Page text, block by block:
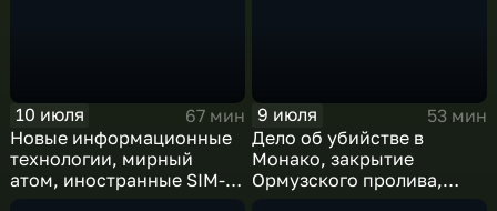
10 июля
67 мин
Новые информационные
технологии, мирный
атом, иностранные SIM-
9 июля
53 мин
Дело об убийстве в
Монако, закрытие
Ормузского пролива,